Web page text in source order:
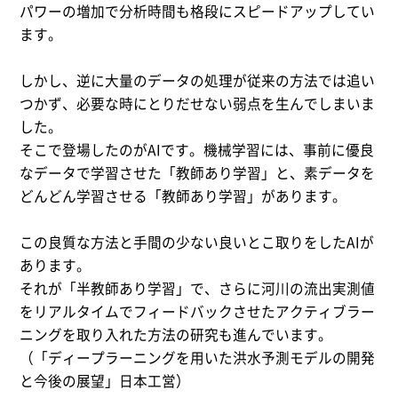
パワーの増加で分析時間も格段にスピードアップしてい
ます。
しかし、逆に大量のデータの処理が従来の方法では追い
つかず、必要な時にとりだせない弱点を生んでしまいま
した。
そこで登場したのがAIです。機械学習には、事前に優良
なデータで学習させた「教師あり学習」と、素データを
どんどん学習させる「教師あり学習」があります。
この良質な方法と手間の少ない良いとこ取りをしたAIが
あります。
それが「半教師あり学習」で、さらに河川の流出実測値
をリアルタイムでフィードバックさせたアクティブラー
ニングを取り入れた方法の研究も進んでいます。
（「ディープラーニングを用いた洪水予測モデルの開発
と今後の展望」日本工営）